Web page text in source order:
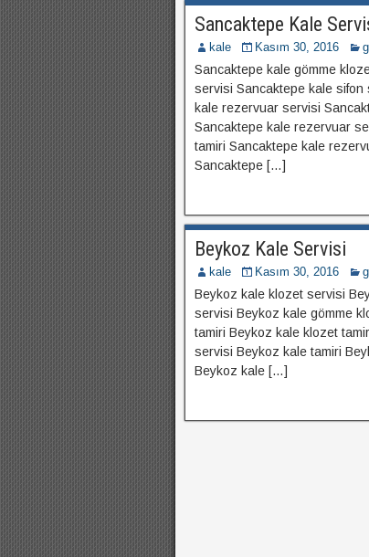
Sancaktepe Kale
kale Kasım 30, 2016
Sancaktepe kale gömme
servisi Sancaktepe kale
kale rezervuar servisi
Sancaktepe kale rezervuar
tamiri Sancaktepe kale
Sancaktepe […]
Beykoz Kale Servisi
kale Kasım 30, 2016
Beykoz kale klozet servisi
servisi Beykoz kale gömme
tamiri Beykoz kale klozet
servisi Beykoz kale tamiri
Beykoz kale […]